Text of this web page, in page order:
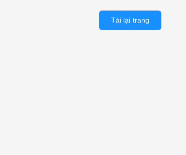
Tải lại trang